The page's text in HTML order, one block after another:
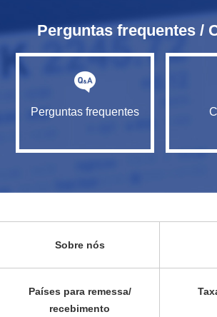
Perguntas frequentes /
Perguntas frequentes
Sobre nós
Países para remessa/
recebimento